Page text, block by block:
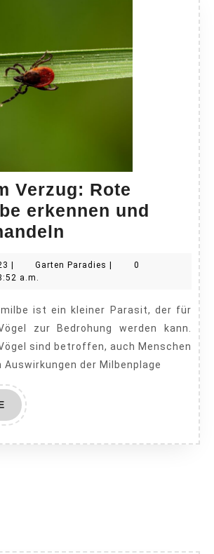
Verzug: Rote
erkennen und
Verzug:
Vogelmilbe
erkennen
und
März
22,
Garten Paradies Garten0
a.m.
zur Bedrohung werden kann.
sind betroffen, auch Menschen
Auswirkungen der Milbenplage
READ
MORE